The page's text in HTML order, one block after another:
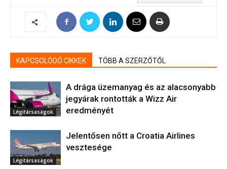
KAPCSOLÓDÓ CIKKEK TÖBB A SZERZŐTŐL
Légitársaságok
A drága üzemanyag és az alacsonyabb
jegyárak rontották a Wizz Air
eredményét
Légitársaságok
Jelentősen nőtt a Croatia Airlines
vesztesége